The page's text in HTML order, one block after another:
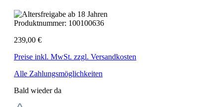
Produktnummer: 100100636
239,00 €
Preise inkl. MwSt. zzgl. Versandkosten
Alle Zahlungsmöglichkeiten
Bald wieder da